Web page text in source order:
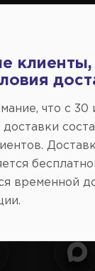
клиенты,
что c 30
временной